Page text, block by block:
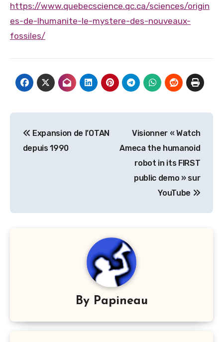
https://www.quebecscience.qc.ca/sciences/origin
es-de-lhumanite-le-mystere-des-nouveaux-
fossiles/
de
Expansion de l’OTAN
depuis 1990
Visionner « Watch
Ameca the humanoid
robot in its FIRST
public demo » sur
YouTube
By Papineau